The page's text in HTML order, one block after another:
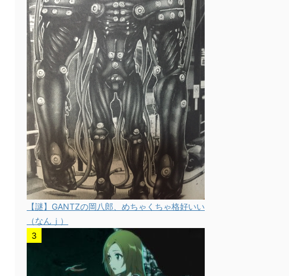
【謎】GANTZの岡八郎、めちゃくちゃ格好いい
（なんｊ）